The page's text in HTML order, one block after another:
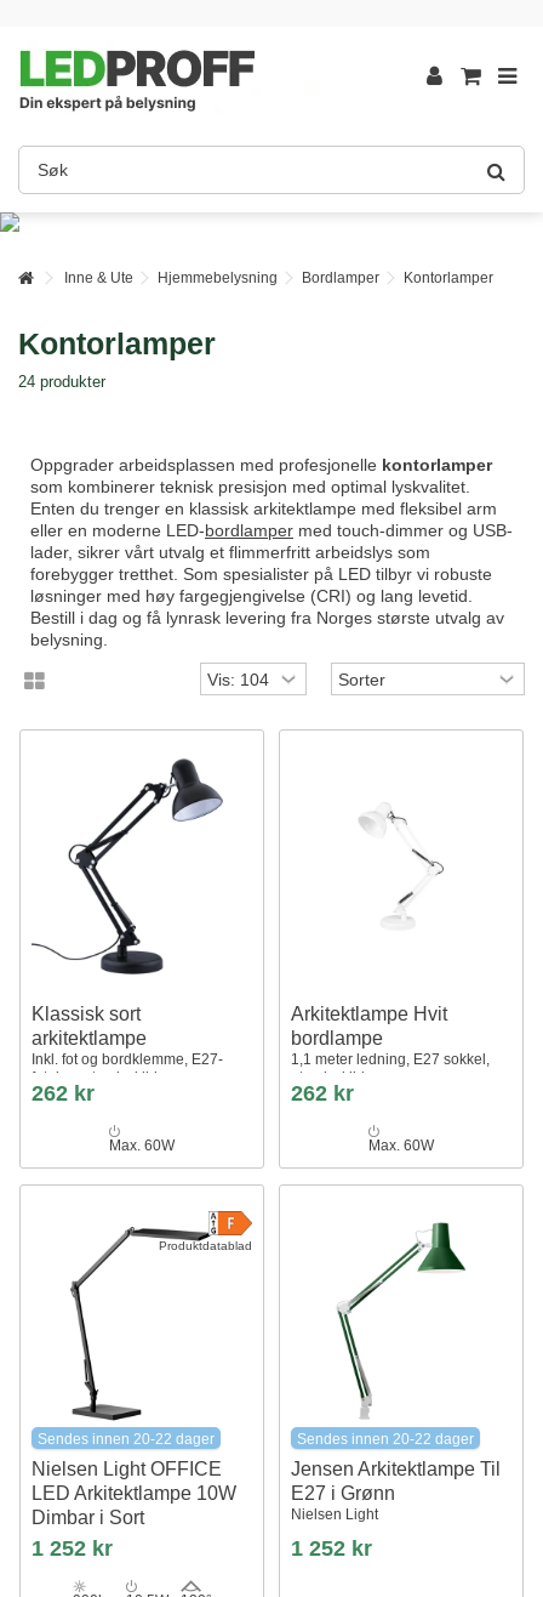
Inne & Ute Hjemmebelysning Bordlamper Kontorlamper
Kontorlamper
24 produkter
Oppgrader arbeidsplassen med profesjonelle kontorlamper
som kombinerer teknisk presisjon med optimal lyskvalitet.
Enten du trenger en klassisk arkitektlampe med fleksibel arm
eller en moderne LED-bordlamper med touch-dimmer og USB-
lader, sikrer vårt utvalg et flimmerfritt arbeidslys som
forebygger tretthet. Som spesialister på LED tilbyr vi robuste
løsninger med høy fargegjengivelse (CRI) og lang levetid.
Bestill i dag og få lynrask levering fra Norges største utvalg av
belysning.
Klassisk sort
arkitektlampe
Inkl. fot og bordklemme, E27-
fatning, uten lyskilde
262 kr
Max. 60W
Arkitektlampe Hvit
bordlampe
1,1 meter ledning, E27 sokkel,
uten lyskilde
262 kr
Max. 60W
Produktdatablad
Sendes innen 20-22 dager
Nielsen Light OFFICE
LED Arkitektlampe 10W
Dimbar i Sort
1 252 kr
Sendes innen 20-22 dager
Jensen Arkitektlampe Til
E27 i Grønn
Nielsen Light
1 252 kr